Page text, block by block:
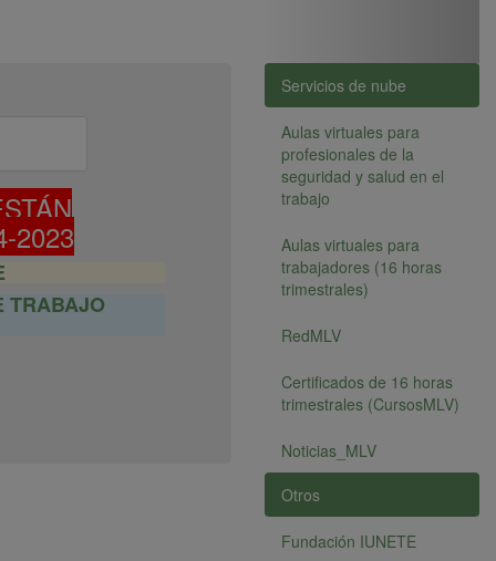
2023
TRABAJO
Servicios de nube
Aulas virtuales para
profesionales de la
seguridad y salud en el
trabajo
Aulas virtuales para
trabajadores (16 horas
trimestrales)
RedMLV
Certificados de 16 horas
trimestrales (CursosMLV)
Noticias_MLV
Otros
Fundación IUNETE